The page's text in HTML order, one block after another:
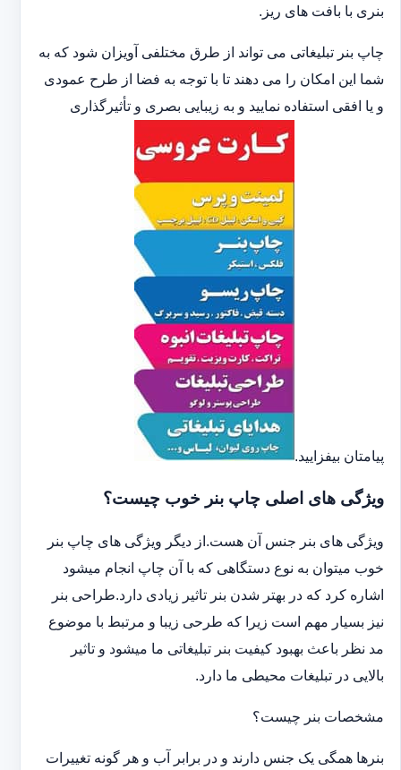
بنری با بافت های ریز.
چاپ بنر تبلیغاتی می تواند از طرق مختلفی آویزان شود که به
شما این امکان را می دهند تا با توجه به فضا از طرح عمودی
و یا افقی استفاده نمایید و به زیبایی بصری و تأثیرگذاری
پیامتان بیفزایید.
ویژگی های اصلی چاپ بنر خوب چیست؟
ویژگی های بنر جنس آن هست.از دیگر ویژگی های چاپ بنر
خوب میتوان به نوع دستگاهی که با آن چاپ انجام میشود
اشاره کرد که در بهتر شدن بنر تاثیر زیادی دارد.طراحی بنر
نیز بسیار مهم است زیرا که طرحی زیبا و مرتبط با موضوع
مد نظر باعث بهبود کیفیت بنر تبلیغاتی ما میشود و تاثیر
بالایی در تبلیغات محیطی ما دارد.
مشخصات بنر چیست؟
بنرها همگی یک جنس دارند و در برابر آب و هر گونه تغییرات